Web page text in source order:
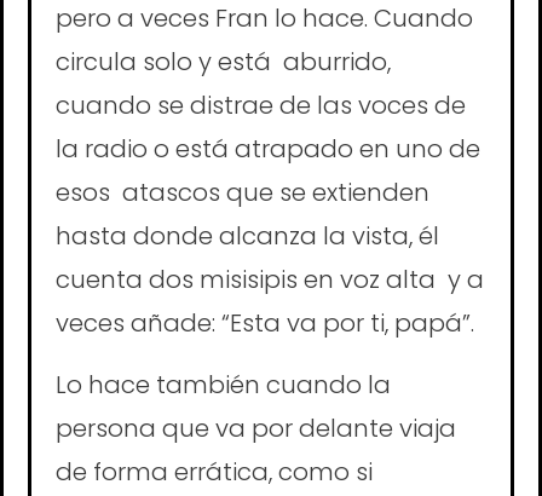
pero a veces Fran lo hace. Cuando
circula solo y está aburrido,
cuando se distrae de las voces de
la radio o está atrapado en uno de
esos atascos que se extienden
hasta donde alcanza la vista, él
cuenta dos misisipis en voz alta y a
veces añade: “Esta va por ti, papá”.
Lo hace también cuando la
persona que va por delante viaja
de forma errática, como si